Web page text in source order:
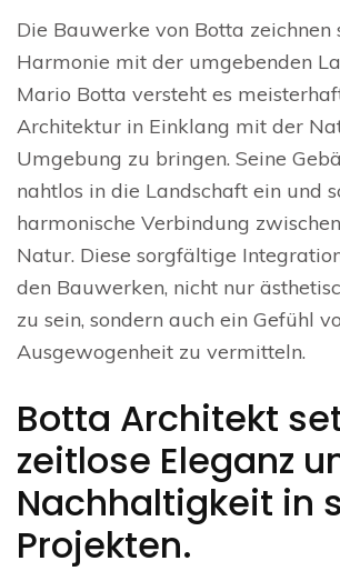
Die Bauwerke von Botta zeichnen
Harmonie mit der umgebenden
Mario Botta versteht es
Architektur in Einklang mit der
Umgebung zu bringen. Seine
nahtlos in die Landschaft ein und
harmonische Verbindung
Natur. Diese sorgfältige
den Bauwerken, nicht nur
zu sein, sondern auch ein Gefühl
Ausgewogenheit zu vermitteln.
Botta Architekt
zeitlose Eleganz
Nachhaltigkeit in
Projekten.